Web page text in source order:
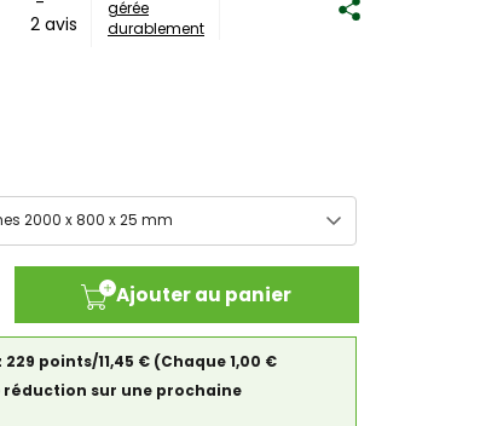
2 avis
gérée
durablement
Ajouter au panier
points/11,45 € (Chaque 1,00 €
réduction sur une prochaine